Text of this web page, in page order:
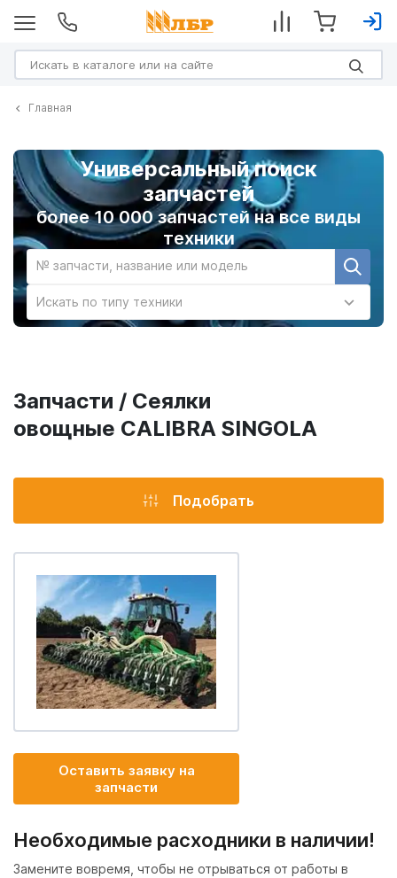
Главная
Универсальный поиск
запчастей
более 10 000 запчастей на все виды
техники
№ запчасти, название или модель
Искать по типу техники
Запчасти / Сеялки
овощные CALIBRA SINGOLA
Подобрать
Оставить заявку на
запчасти
Необходимые расходники в наличии!
Замените вовремя, чтобы не отрываться от работы в